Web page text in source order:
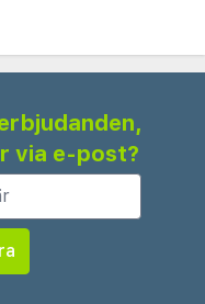
via e-post?